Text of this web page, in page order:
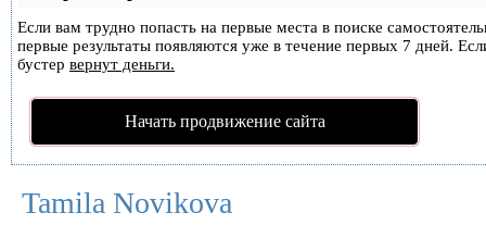
Если вам трудно попасть на первые места в поиске
первые результаты появляются уже в течение первых 7 дней.
бустер вернут деньги.
Начать продвижение сайта
Tamila Novikova